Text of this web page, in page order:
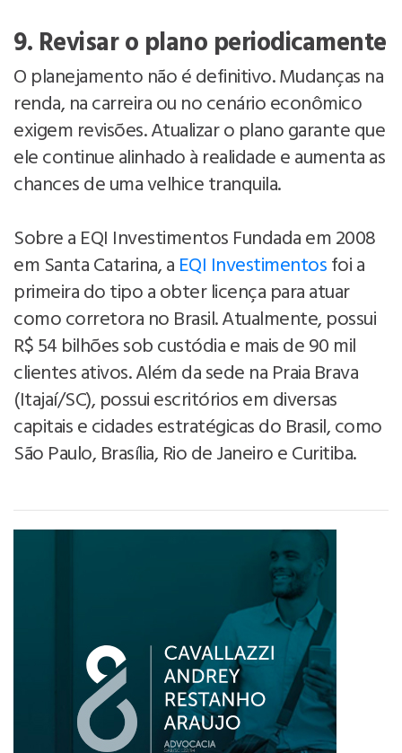
9. Revisar o plano periodicamente
O planejamento não é definitivo. Mudanças na
renda, na carreira ou no cenário econômico
exigem revisões. Atualizar o plano garante que
ele continue alinhado à realidade e aumenta as
chances de uma velhice tranquila.
Sobre a EQI Investimentos Fundada em 2008
em Santa Catarina, a EQI Investimentosfoi a
primeira do tipo a obter licença para atuar
como corretora no Brasil. Atualmente, possui
R$ 54 bilhões sob custódia e mais de 90 mil
clientes ativos. Além da sede na Praia Brava
(Itajaí/SC), possui escritórios em diversas
capitais e cidades estratégicas do Brasil, como
São Paulo, Brasília, Rio de Janeiro e Curitiba.